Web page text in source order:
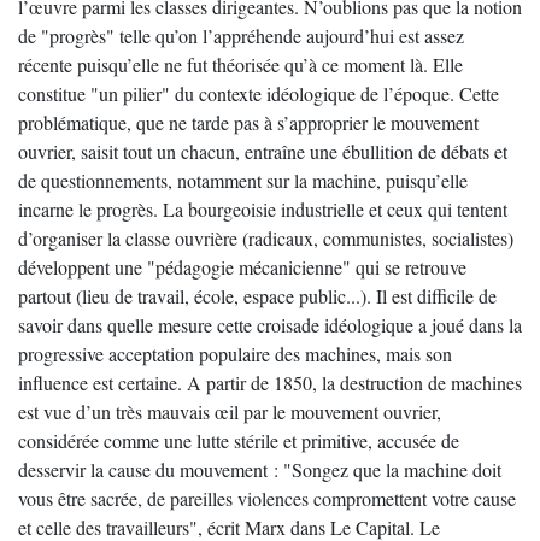
l’œuvre parmi les classes dirigeantes. N’oublions pas que la notion
de "progrès" telle qu’on l’appréhende aujourd’hui est assez
récente puisqu’elle ne fut théorisée qu’à ce moment là. Elle
constitue "un pilier" du contexte idéologique de l’époque. Cette
problématique, que ne tarde pas à s’approprier le mouvement
ouvrier, saisit tout un chacun, entraîne une ébullition de débats et
de questionnements, notamment sur la machine, puisqu’elle
incarne le progrès. La bourgeoisie industrielle et ceux qui tentent
d’organiser la classe ouvrière (radicaux, communistes, socialistes)
développent une "pédagogie mécanicienne" qui se retrouve
partout (lieu de travail, école, espace public...). Il est difficile de
savoir dans quelle mesure cette croisade idéologique a joué dans la
progressive acceptation populaire des machines, mais son
influence est certaine. A partir de 1850, la destruction de machines
est vue d’un très mauvais œil par le mouvement ouvrier,
considérée comme une lutte stérile et primitive, accusée de
desservir la cause du mouvement : "Songez que la machine doit
vous être sacrée, de pareilles violences compromettent votre cause
et celle des travailleurs", écrit Marx dans Le Capital. Le